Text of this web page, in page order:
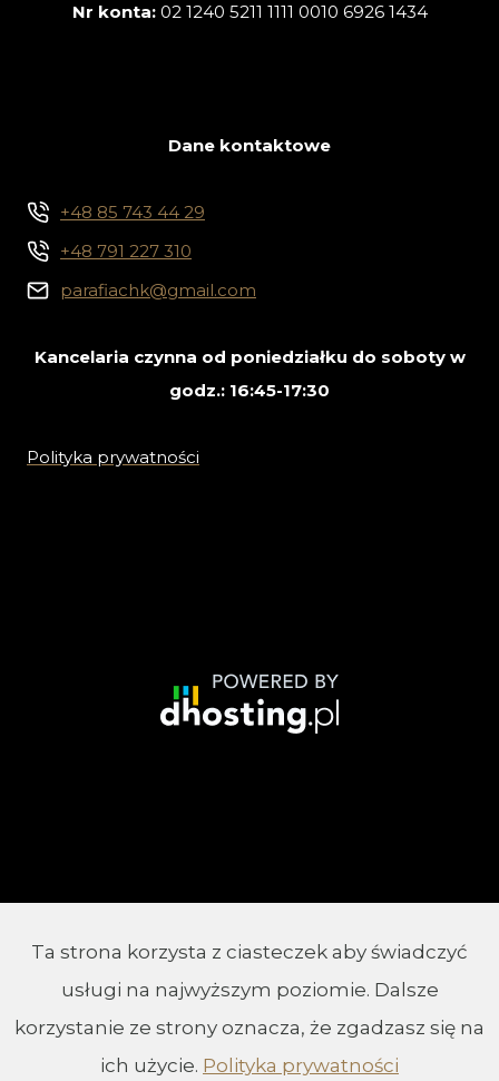
Nr konta: 02 1240 5211 1111 0010 6926 1434
Dane kontaktowe
+48 85 743 44 29
+48 791 227 310
parafiachk@gmail.com
Kancelaria czynna od poniedziałku do soboty w
godz.: 16:45-17:30
Polityka prywatności
Ta strona korzysta z ciasteczek aby świadczyć
usługi na najwyższym poziomie. Dalsze
korzystanie ze strony oznacza, że zgadzasz się na
ich użycie. Polityka prywatności